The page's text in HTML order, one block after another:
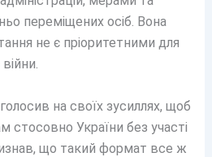
переміщених осіб. Вона
не є пріоритетними для
на своїх зусиллях, щоб
стосовно України без участі
що такий формат все ж